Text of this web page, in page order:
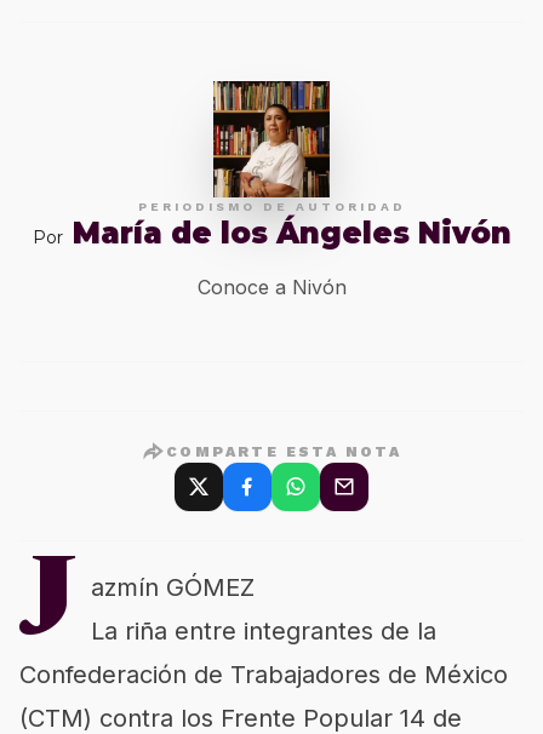
PERIODISMO DE AUTORIDAD
Por María de los Ángeles Nivón
Conoce a Nivón
COMPARTE ESTA NOTA
J
azmín GÓMEZ
La riña entre integrantes de la
Confederación de Trabajadores de México
(CTM) contra los Frente Popular 14 de